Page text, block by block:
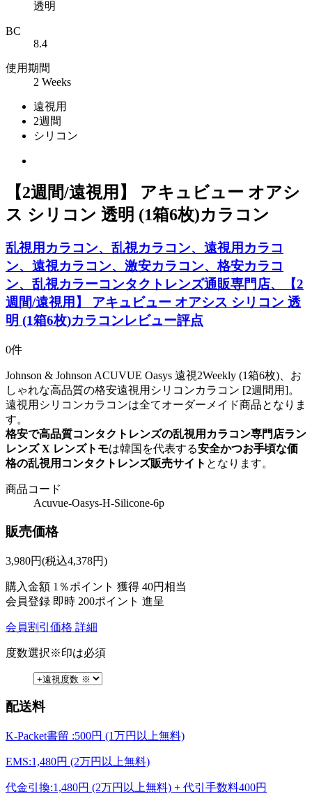
透明
BC
8.4
使用期間
2 Weeks
遠視用
2週間
シリコン
【2週間/遠視用】 アキュビュー オアシ
ス シリコン 透明 (1箱6枚)カラコン
乱視用カラコン、乱視カラコン、遠視用カラコ
ン、遠視カラコン、激安カラコン、格安カラコ
ン、乱視カラーコンタクトレンズ通販専門店、【2
週間/遠視用】 アキュビュー オアシス シリコン 透
明 (1箱6枚)カラコンレビュー評点
0件
Johnson & Johnson ACUVUE Oasys 遠視2Weekly (1箱6枚)、お
しゃれな高品質の格安遠視用シリコンカラコン [2週間用]。
遠視用シリコンカラコンは全てオーダーメイド商品となりま
す。
格安で高品質コンタクトレンズの乱視用カラコン専門店ラン
レンズ X レンズトモは韓国を代表する安全かつお手頃な価
格の乱視用コンタクトレンズ販売サイト となります。
商品コード
Acuvue-Oasys-H-Silicone-6p
販売価格
3,980円(税込4,378円)
購入金額 1％ポイント 獲得 40円相当
会員登録 即時 200ポイント 進呈
会員割引価格 詳細
度数選択※印は必須
配送料
K-Packet書留 :500円 (1万円以上無料)
EMS:1,480円 (2万円以上無料)
代金引換:1,480円 (2万円以上無料) + 代引手数料400円